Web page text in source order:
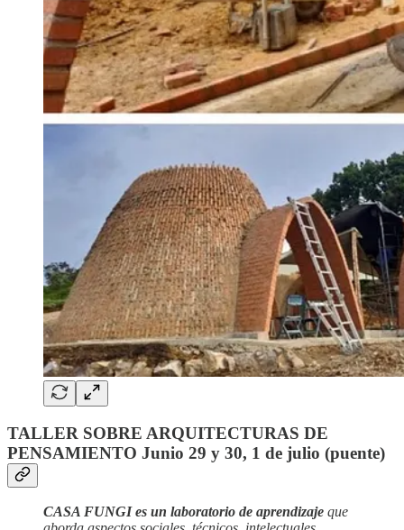
TALLER SOBRE ARQUITECTURAS DE
PENSAMIENTO Junio 29 y 30, 1 de julio (puente)
CASA FUNGI es un laboratorio de aprendizaje que